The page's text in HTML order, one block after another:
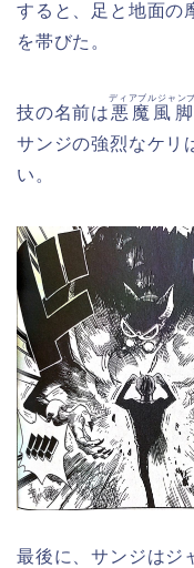
すると、足と地面の
を帯びた。
技の名前は 悪魔風脚
ディアブルジャンブ
サンジの強烈なケリ
い。
最後に、サンジはジ